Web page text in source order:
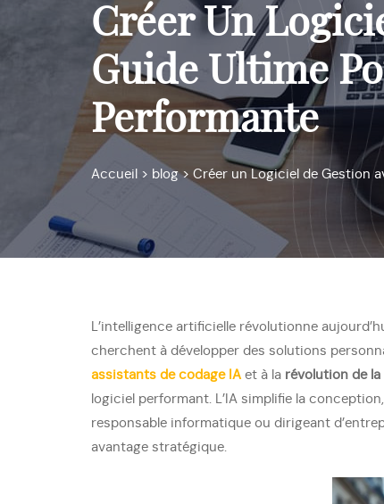
Créer Un
Guide Ultime
Performante
Accueil > blog> Créer un Logiciel de Gestion
L’intelligence artificielle révolutionne
cherchent à développer des solutions
assistants de codage IAet à la révolution de
logiciel performant. L’IA simplifie la
responsable informatique ou dirigeant
avantage stratégique.